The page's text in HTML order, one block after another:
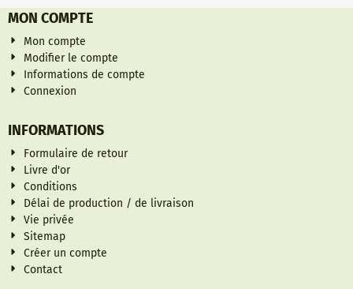
MON COMPTE
Mon compte
Modifier le compte
Informations de compte
Connexion
INFORMATIONS
Formulaire de retour
Livre d'or
Conditions
Délai de production / de livraison
Vie privée
Sitemap
Créer un compte
Contact